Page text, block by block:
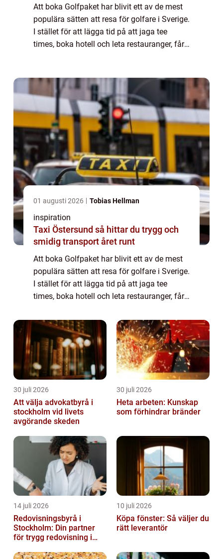
Att boka Golfpaket har blivit ett av de mest
populära sätten att resa för golfare i Sverige.
I stället för att lägga tid på att jaga tee
times, boka hotell och leta restauranger, får
01 augusti 2026 Tobias Hellman
inspiration
Taxi Östersund så hittar du trygg och
smidig transport året runt
Att boka Golfpaket har blivit ett av de mest
populära sätten att resa för golfare i Sverige.
I stället för att lägga tid på att jaga tee
times, boka hotell och leta restauranger, får
mat och ofta även träni...
30 juli 2026
Att välja advokatbyrå i
stockholm vid livets
avgörande skeden
30 juli 2026
Heta arbeten: Kunskap
som förhindrar bränder
14 juli 2026
Redovisningsbyrå i
Stockholm: Din partner
för trygg redovisning i
10 juli 2026
Köpa fönster: Så väljer du
rätt leverantör